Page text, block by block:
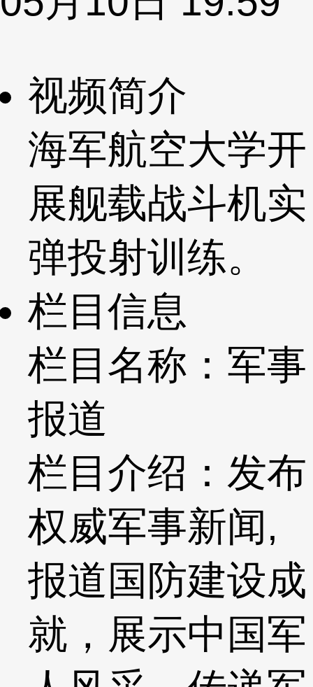
视频简介
海军航空大学开
展舰载战斗机实
弹投射训练。
栏目信息
栏目名称：军事
报道
栏目介绍：发布
权威军事新闻,
报道国防建设成
就，展示中国军